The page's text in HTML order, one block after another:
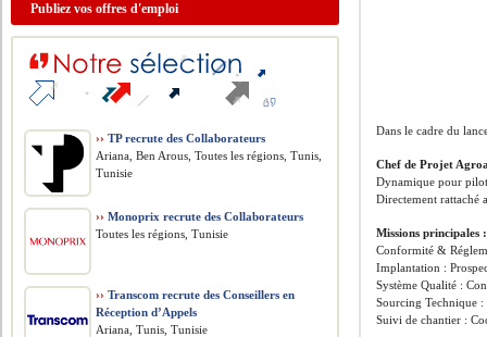
Dans le cadre du
Chef de Projet
Dynamique pour
​Directement rattaché
​Missions principales :
​Conformité &
​Implantation :
​Système Qualité :
​Sourcing Technique :
​Suivi de chantier :
Publiez vos offres d'emploi
›› TP recrute des Collaborateurs
Ariana, Ben Arous, Toutes les régions, Tunis,
Tunisie
›› Monoprix recrute des Collaborateurs
Toutes les régions, Tunisie
›› Transcom recrute des Conseillers en
Réception d’Appels
Ariana, Tunis, Tunisie